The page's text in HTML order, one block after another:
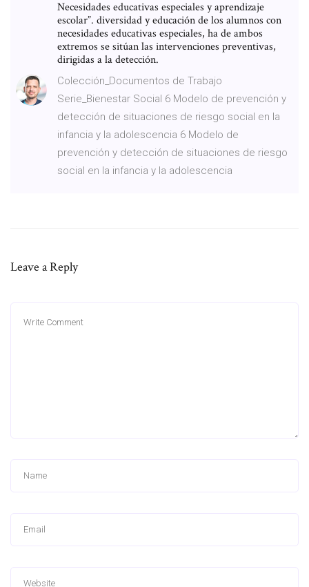
Necesidades educativas especiales y aprendizaje
escolar”. diversidad y educación de los alumnos con
necesidades educativas especiales, ha de ambos
extremos se sitúan las intervenciones preventivas,
dirigidas a la detección.
Colección_Documentos de Trabajo
Serie_Bienestar Social 6 Modelo de prevención y
detección de situaciones de riesgo social en la
infancia y la adolescencia 6 Modelo de
prevención y detección de situaciones de riesgo
social en la infancia y la adolescencia
Leave a Reply